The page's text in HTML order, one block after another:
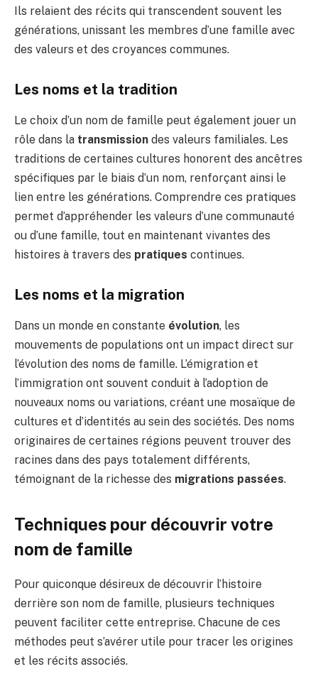
Ils relaient des récits qui transcendent souvent les
générations, unissant les membres d’une famille avec
des valeurs et des croyances communes.
Les noms et la tradition
Le choix d’un nom de famille peut également jouer un
rôle dans la transmission des valeurs familiales. Les
traditions de certaines cultures honorent des ancêtres
spécifiques par le biais d’un nom, renforçant ainsi le
lien entre les générations. Comprendre ces pratiques
permet d’appréhender les valeurs d’une communauté
ou d’une famille, tout en maintenant vivantes des
histoires à travers des pratiques continues.
Les noms et la migration
Dans un monde en constante évolution, les
mouvements de populations ont un impact direct sur
l’évolution des noms de famille. L’émigration et
l’immigration ont souvent conduit à l’adoption de
nouveaux noms ou variations, créant une mosaïque de
cultures et d’identités au sein des sociétés. Des noms
originaires de certaines régions peuvent trouver des
racines dans des pays totalement différents,
témoignant de la richesse des migrations passées.
Techniques pour découvrir votre
nom de famille
Pour quiconque désireux de découvrir l’histoire
derrière son nom de famille, plusieurs techniques
peuvent faciliter cette entreprise. Chacune de ces
méthodes peut s’avérer utile pour tracer les origines
et les récits associés.